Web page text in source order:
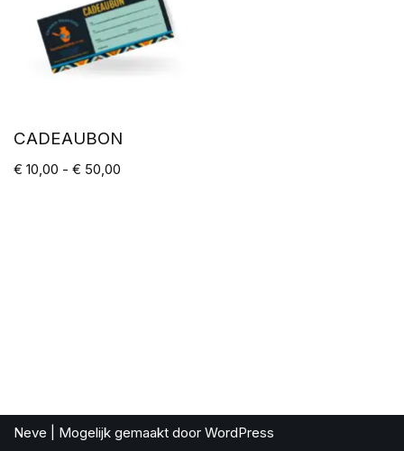
CADEAUBON
€ 10,00 - € 50,00
Neve | Mogelijk gemaakt door WordPress